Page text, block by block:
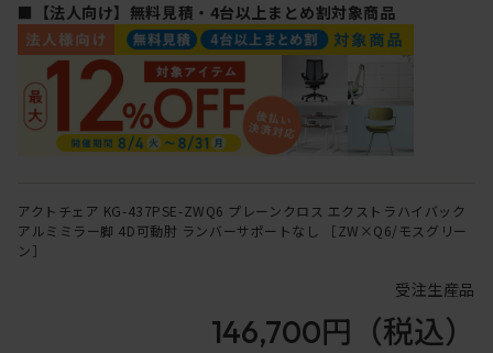
■【法人向け】無料見積・4台以上まとめ割対象商品
アクトチェア KG-437PSE-ZWQ6 プレーンクロス エクストラハイバック
アルミミラー脚 4D可動肘 ランバーサポートなし ［ZW×Q6/モスグリー
ン］
受注生産品
146,700円 （税込）